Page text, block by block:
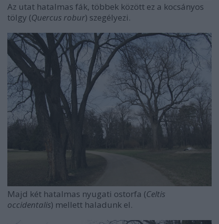
Az utat hatalmas fák, többek között ez a kocsányos
tölgy (Quercus robur) szegélyezi.
Majd két hatalmas nyugati ostorfa (Celtis
occidentalis) mellett haladunk el.